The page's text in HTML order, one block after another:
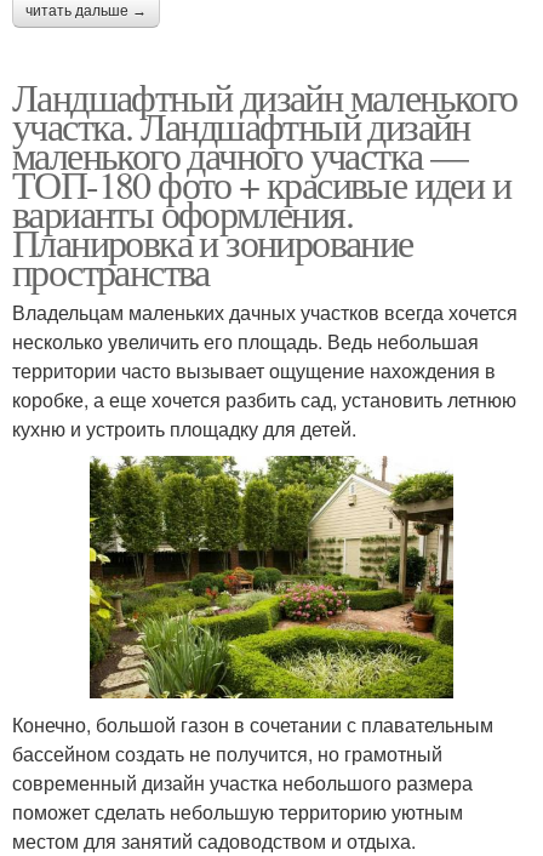
читать дальше →
Ландшафтный дизайн маленького
участка. Ландшафтный дизайн
маленького дачного участка —
ТОП-180 фото + красивые идеи и
варианты оформления.
Планировка и зонирование
пространства
Владельцам маленьких дачных участков всегда хочется
несколько увеличить его площадь. Ведь небольшая
территории часто вызывает ощущение нахождения в
коробке, а еще хочется разбить сад, установить летнюю
кухню и устроить площадку для детей.
Конечно, большой газон в сочетании с плавательным
бассейном создать не получится, но грамотный
современный дизайн участка небольшого размера
поможет сделать небольшую территорию уютным
местом для занятий садоводством и отдыха.